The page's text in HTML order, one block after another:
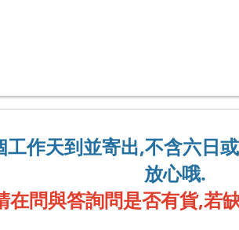
作天到並寄出,不含六日
放心哦.
在問與答詢問是否有貨,若